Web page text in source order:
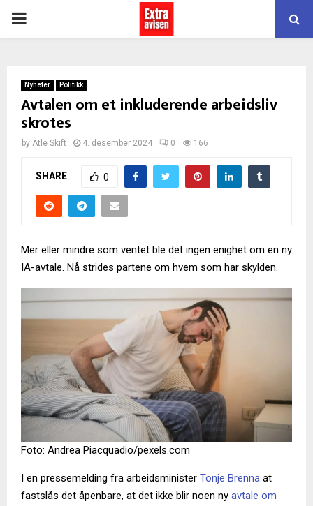
PRIMARY
Nyheter Politikk
Avtalen om et inkluderende arbeidsliv
skrotes
by Atle Skift 4. desember 2024 0 166
SHARE 0
Mer eller mindre som ventet ble det ingen enighet om en ny
IA-avtale. Nå strides partene om hvem som har skylden.
Foto: Andrea Piacquadio/pexels.com
I en pressemelding fra arbeidsminister Tonje Brenna at
fastslås det åpenbare, at det ikke blir noen ny avtale om